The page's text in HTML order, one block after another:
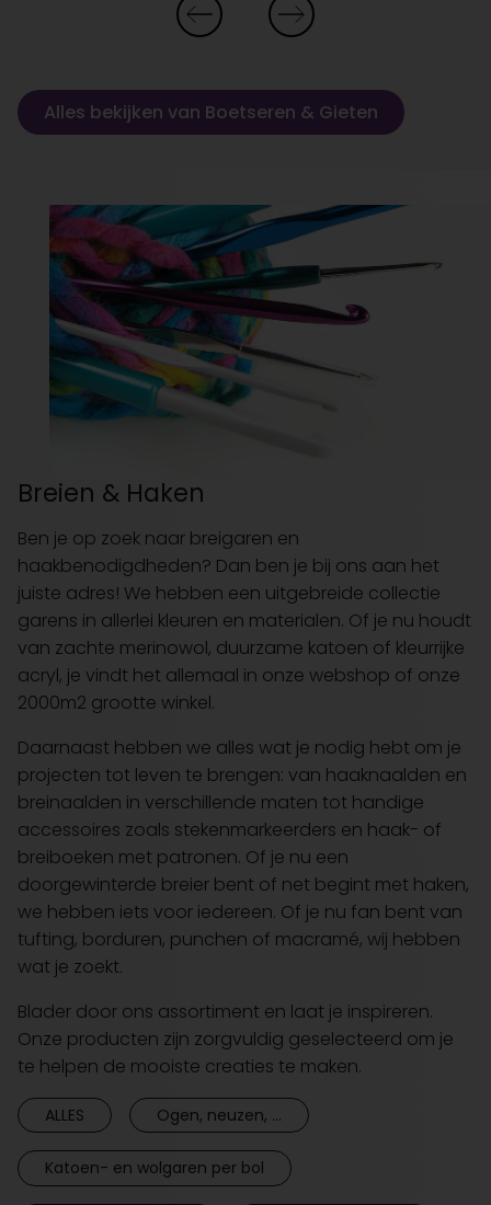
Alles bekijken van Boetseren & Gieten
Breien & Haken
Ben je op zoek naar breigaren en
haakbenodigdheden? Dan ben je bij ons aan het
juiste adres! We hebben een uitgebreide collectie
garens in allerlei kleuren en materialen. Of je nu houdt
van zachte merinowol, duurzame katoen of kleurrijke
acryl, je vindt het allemaal in onze webshop of onze
2000m2 grootte winkel.
Daarnaast hebben we alles wat je nodig hebt om je
projecten tot leven te brengen: van haaknaalden en
breinaalden in verschillende maten tot handige
accessoires zoals stekenmarkeerders en haak- of
breiboeken met patronen. Of je nu een
doorgewinterde breier bent of net begint met haken,
we hebben iets voor iedereen. Of je nu fan bent van
tufting, borduren, punchen of macramé, wij hebben
wat je zoekt.
Blader door ons assortiment en laat je inspireren.
Onze producten zijn zorgvuldig geselecteerd om je
te helpen de mooiste creaties te maken.
ALLES Ogen, neuzen, ...
Katoen- en wolgaren per bol